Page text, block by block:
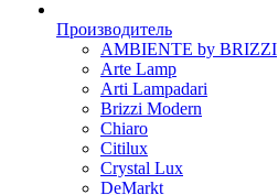
Производитель
AMBIENTE by BRIZZI
Arte Lamp
Arti Lampadari
Brizzi Modern
Chiaro
Citilux
Crystal Lux
DeMarkt